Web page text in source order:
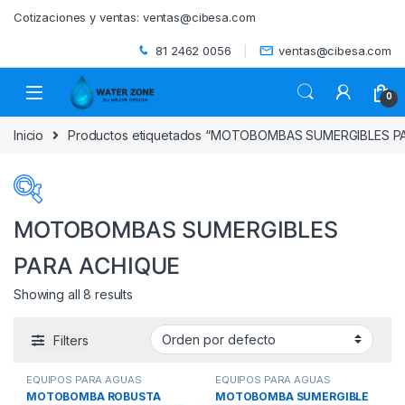
Cotizaciones y ventas: ventas@cibesa.com
81 2462 0056 ventas@cibesa.com
0
Inicio Productos etiquetados “MOTOBOMBAS SUMERGIBLES
Categorías del producto
BEBEDEROS (0)
BIODIGESTORES
MOTOBOMBAS SUMERGIBLES
PARA ACHIQUE
Showing all 8 results
Filters
EQUIPOS PARA AGUAS
RESIDUALES,MOTOBOMBAS
SUMERGIBLES PARA ACHIQUE
MOTOBOMBA ROBUSTA
EQUIPOS PARA AGUAS
RESIDUALES,MOTOBOMBAS
SUMERGIBLES PARA ACHIQUE,
MOTOBOMBA SUMERGIBLE